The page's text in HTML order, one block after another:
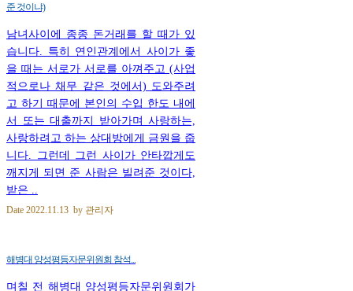
준 것이냐)
남녀사이에 종종 돈거래를 할 때가 있
습니다. 특히 연인관계에서 사이가 좋
을 때는 서로가 서로를 아껴주고 (사업
적으로나 채무 같은 것에서) 도와주려
고 하기 때문에 본인의 수입 한도 내에
서 또는 대출까지 받아가며 사랑하는,
사랑하려고 하는 상대방에게 금원을 줍
니다. 그런데 그런 사이가 안타깝게도
깨지게 되면 준 사람은 빌려준 것이다,
받은 ..
Date 2022.11.13 by 관리자
해병대 양성평등자문위원회 참석...
며칠 전 해병대 양성평등자문위원회가